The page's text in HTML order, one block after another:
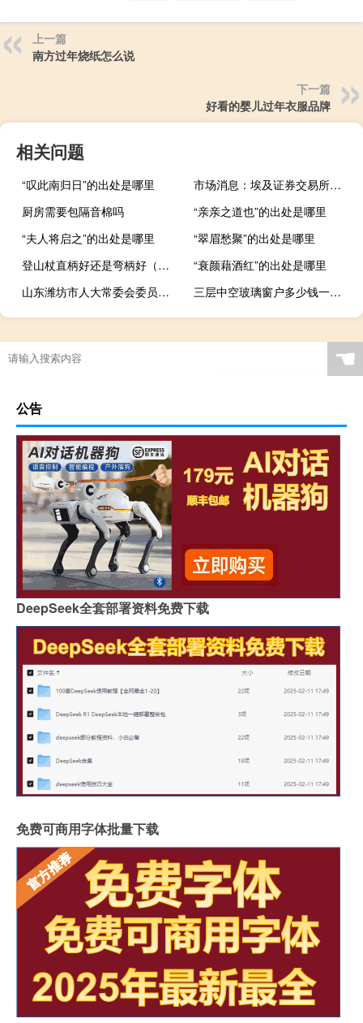
上一篇
南方过年烧纸怎么说
下一篇
好看的婴儿过年衣服品牌
相关问题
“叹此南归日”的出处是哪里
市场消息：埃及证券交易所将于当地时间10月5日因国家假期休市
厨房需要包隔音棉吗
“亲亲之道也”的出处是哪里
“夫人将启之”的出处是哪里
“翠眉愁聚”的出处是哪里
登山杖直柄好还是弯柄好（登山杖直柄好还是t柄好）
“衰颜藉酒红”的出处是哪里
山东潍坊市人大常委会委员殷修湖接受审查调查
三层中空玻璃窗户多少钱一平米
☚
公告
DeepSeek全套部署资料免费下载
免费可商用字体批量下载